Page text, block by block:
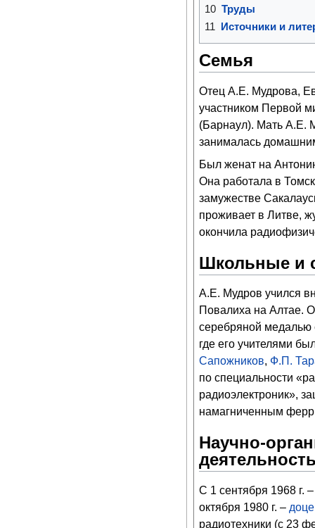
10 Труды
11 Источники и
Семья
Отец А.Е. Мудрова,
участником Первой
(Барнаул). Мать А.Е.
занималась
Был женат на
Она работала в
замужестве
проживает в Литве,
окончила
Школьные и
А.Е. Мудров учился
Повалиха на Алтае.
серебряной медалью
где его учителями
Сапожников, Ф.П.
по специальности
радиоэлектроник»,
намагниченным
Научно-
С 1 сентября 1968 г.
октября 1980 г. –
радиотехники (с 23